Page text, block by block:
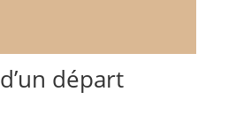
départ